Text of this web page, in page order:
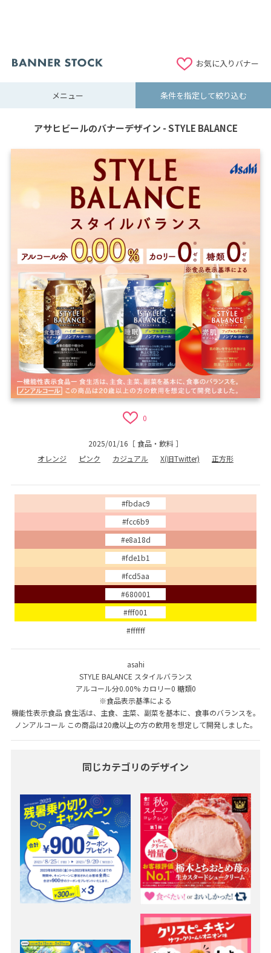
お気に入りバナー
メニュー 条件を指定して絞り込む
アサヒビールのバナーデザイン - STYLE BALANCE
0
2025/01/16 ［食品・飲料］
オレンジ
ピンク カジュアル X(旧Twitter) 正方形
#fbdac9
#fcc6b9
#e8a18d
#fde1b1
#fcd5aa
#680001
#fff001
#ffffff
asahi
STYLE BALANCE スタイルバランス
アルコール分0.00% カロリー0 糖類0
※食品表示基準による
機能性表示食品 食生活は、主食、主菜、副菜を基本に、食事のバランスを。
ノンアルコール この商品は20歳以上の方の飲用を想定して開発しました。
同じカテゴリのデザイン